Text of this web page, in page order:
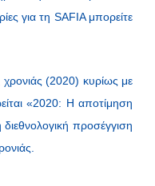
για τη SAFIA μπορείτε
χρονιάς (2020) κυρίως με
«2020: Η αποτίμηση
προσέγγιση